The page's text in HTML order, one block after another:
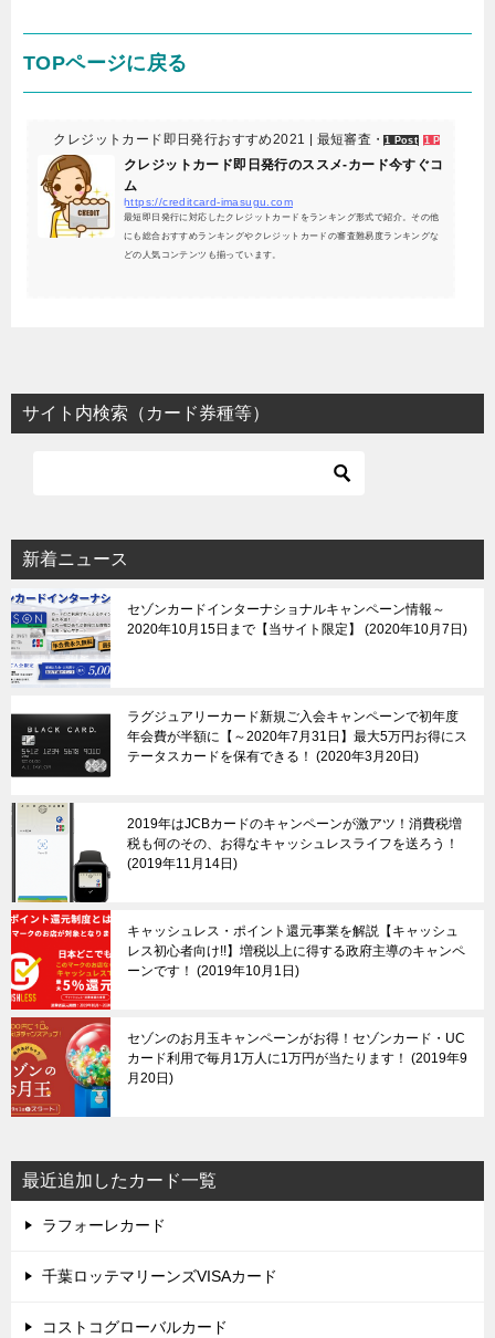
TOPページに戻る
クレジットカード即日発行おすすめ2021 | 最短審査・評判解説-カード
1 Post 1 Pocket
クレジットカード即日発行のススメ-カード今すぐコ
ム
https://creditcard-imasugu.com
最短即日発行に対応したクレジットカードをランキング形式で紹介。その他
にも総合おすすめランキングやクレジットカードの審査難易度ランキングな
どの人気コンテンツも揃っています。
サイト内検索（カード券種等）
新着ニュース
セゾンカードインターナショナルキャンペーン情報～
2020年10月15日まで【当サイト限定】
2020年10月7日
ラグジュアリーカード新規ご入会キャンペーンで初年度
年会費が半額に【～2020年7月31日】最大5万円お得にス
テータスカードを保有できる！
2020年3月20日
2019年はJCBカードのキャンペーンが激アツ！消費税増
税も何のその、お得なキャッシュレスライフを送ろう！
2019年11月14日
キャッシュレス・ポイント還元事業を解説【キャッシュ
レス初心者向け!!】増税以上に得する政府主導のキャンペ
ーンです！
2019年10月1日
セゾンのお月玉キャンペーンがお得！セゾンカード・UC
カード利用で毎月1万人に1万円が当たります！
2019年9
月20日
最近追加したカード一覧
ラフォーレカード
千葉ロッテマリーンズVISAカード
コストコグローバルカード